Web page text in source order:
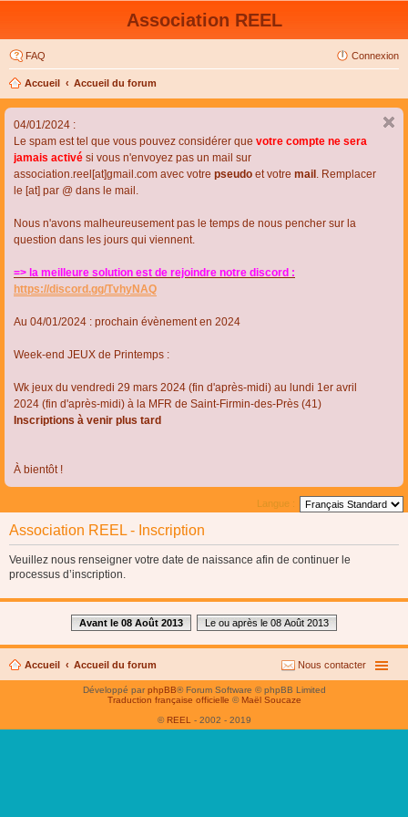
Association REEL
FAQ Connexion
Accueil Accueil du forum
04/01/2024 :
Le spam est tel que vous pouvez considérer que votre compte ne sera
jamais activé si vous n'envoyez pas un mail sur
association.reel[at]gmail.com avec votre pseudo et votre mail . Remplacer
le [at] par @ dans le mail.
Nous n'avons malheureusement pas le temps de nous pencher sur la
question dans les jours qui viennent.
=> la meilleure solution est de rejoindre notre discord :
https://discord.gg/TvhyNAQ
Au 04/01/2024 : prochain évènement en 2024
Week-end JEUX de Printemps :
Wk jeux du vendredi 29 mars 2024 (fin d'après-midi) au lundi 1er avril
2024 (fin d'après-midi) à la MFR de Saint-Firmin-des-Près (41)
Inscriptions à venir plus tard
À bientôt !
Langue :
Association REEL - Inscription
Veuillez nous renseigner votre date de naissance afin de continuer le
processus d’inscription.
Avant le 08 Août 2013 Le ou après le 08 Août 2013
Accueil Accueil du forum Nous contacter
Développé parphpBB® Forum Software © phpBB Limited
Traduction française officielle © Maël Soucaze
© REEL - 2002 - 2019